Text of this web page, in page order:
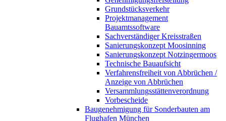
Grundstücksverkehr
Projektmanagement
Bauamtssoftware
Sachverständiger Kreisstraßen
Sanierungskonzept Moosinning
Sanierungskonzept Notzingermoos
Technische Bauaufsicht
Verfahrensfreiheit von Abbrüchen /
Anzeige von Abbrüchen
Versammlungsstättenverordnung
Vorbescheide
Baugenehmigung für Sonderbauten am
Flughafen München